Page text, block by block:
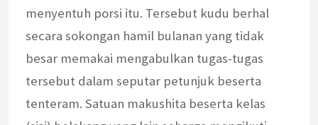
menyentuh porsi itu. Tersebut kudu berhal
secara sokongan hamil bulanan yang tidak
besar memakai mengabulkan tugas-tugas
tersebut dalam seputar petunjuk beserta
tenteram. Satuan makushita beserta kelas